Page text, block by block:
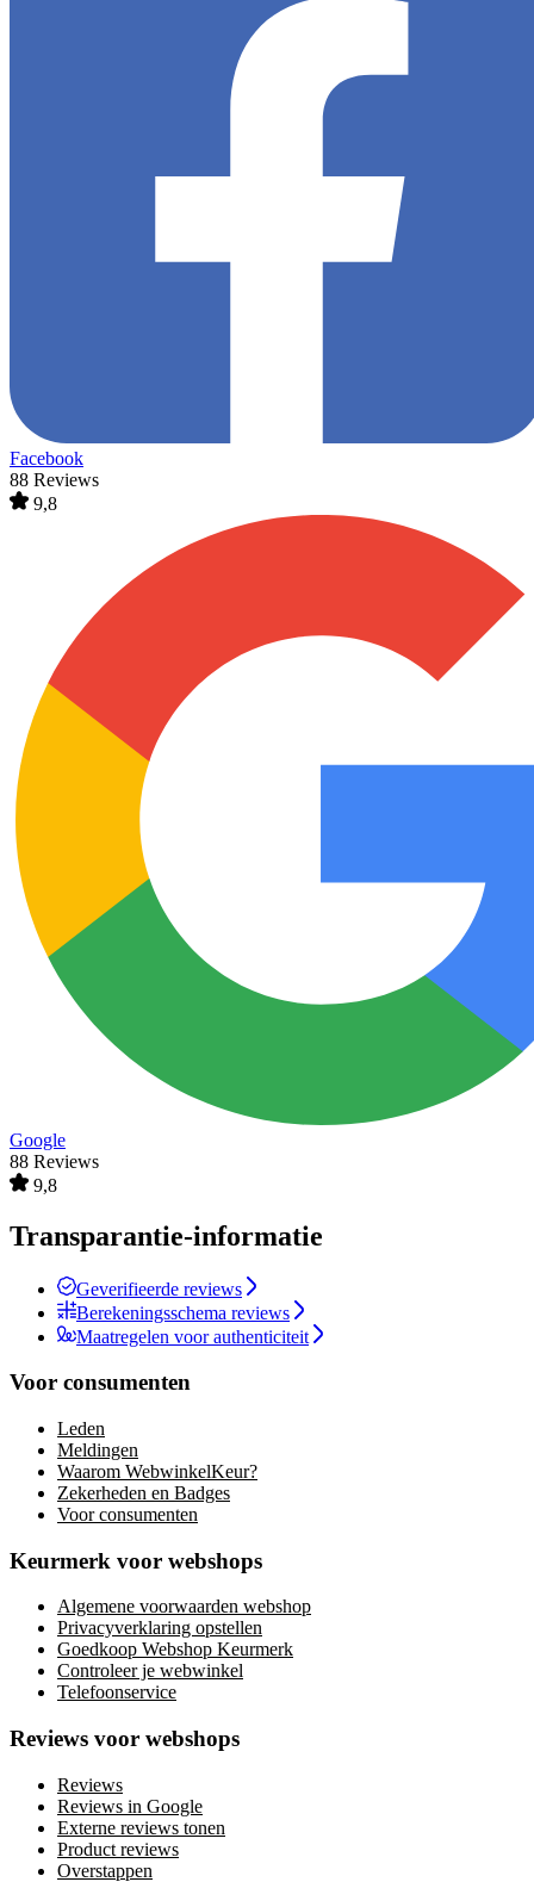
Facebook
88 Reviews
9,8
Google
88 Reviews
9,8
Transparantie-informatie
Geverifieerde reviews
Berekeningsschema reviews
Maatregelen voor authenticiteit
Voor consumenten
Leden
Meldingen
Waarom WebwinkelKeur?
Zekerheden en Badges
Voor consumenten
Keurmerk voor webshops
Algemene voorwaarden webshop
Privacyverklaring opstellen
Goedkoop Webshop Keurmerk
Controleer je webwinkel
Telefoonservice
Reviews voor webshops
Reviews
Reviews in Google
Externe reviews tonen
Product reviews
Overstappen